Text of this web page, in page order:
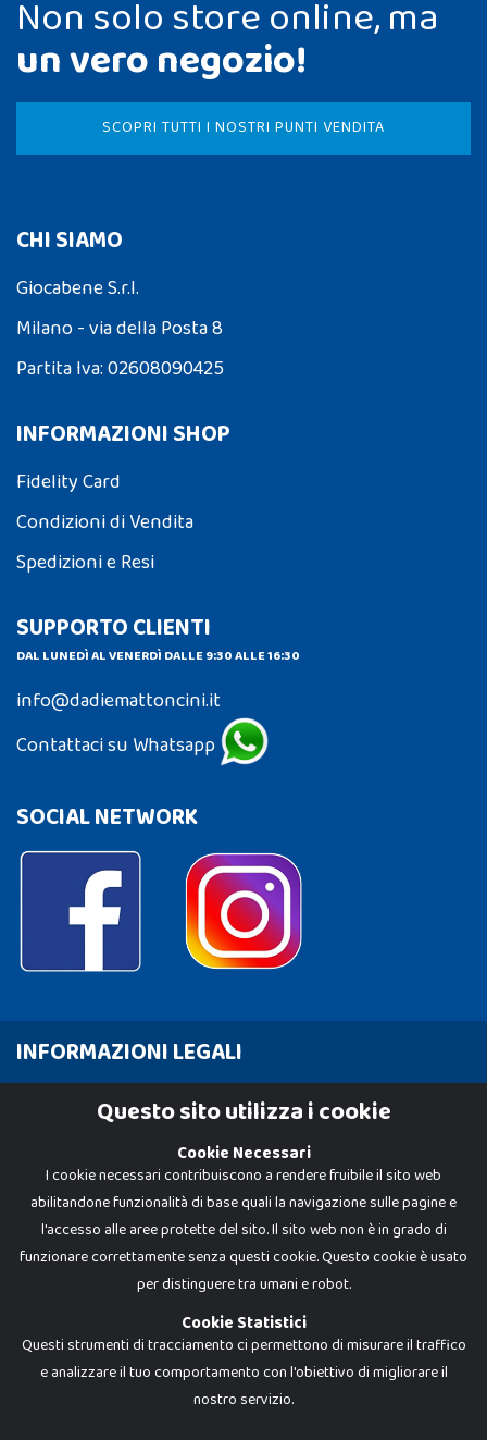
Non solo store online, ma
un vero negozio!
SCOPRI TUTTI I NOSTRI PUNTI VENDITA
CHI SIAMO
Giocabene S.r.l.
Milano - via della Posta 8
Partita Iva: 02608090425
INFORMAZIONI SHOP
Fidelity Card
Condizioni di Vendita
Spedizioni e Resi
SUPPORTO CLIENTI
DAL LUNEDÌ AL VENERDÌ DALLE 9:30 ALLE 16:30
info@dadiemattoncini.it
Contattaci su Whatsapp
SOCIAL NETWORK
INFORMAZIONI LEGALI
Cookie Policy
Dadi e Mattoncini è un brand di Giocabene Srl. Ogni riproduzione o utilizzo non
Questo sito utilizza i cookie
Cookie Necessari
I cookie necessari contribuiscono a rendere fruibile il sito web
abilitandone funzionalità di base quali la navigazione sulle pagine e
l'accesso alle aree protette del sito. Il sito web non è in grado di
funzionare correttamente senza questi cookie. Questo cookie è usato
per distinguere tra umani e robot.
Cookie Statistici
Questi strumenti di tracciamento ci permettono di misurare il traffico
e analizzare il tuo comportamento con l'obiettivo di migliorare il
nostro servizio.